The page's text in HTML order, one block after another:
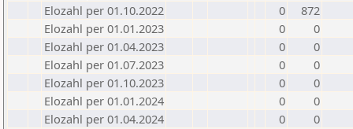
Elozahl per 01.10.2022
0
872
Elozahl per 01.01.2023
0
0
Elozahl per 01.04.2023
0
0
Elozahl per 01.07.2023
0
0
Elozahl per 01.10.2023
0
0
Elozahl per 01.01.2024
0
0
Elozahl per 01.04.2024
0
0